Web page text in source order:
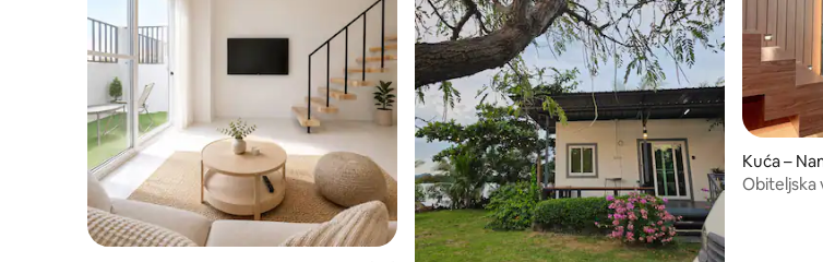
Kuća –
Obiteljska